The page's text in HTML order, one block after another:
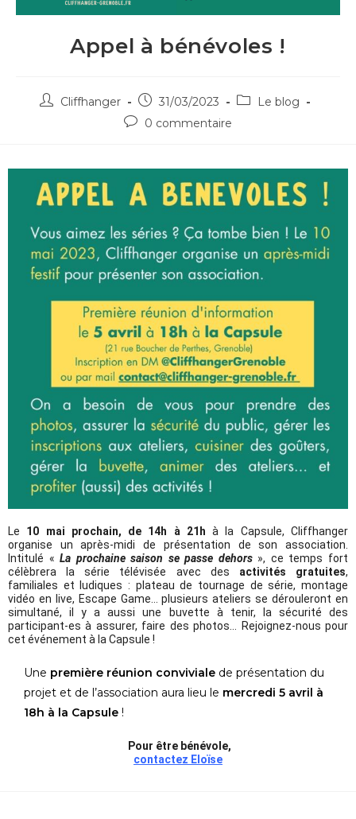
Appel à bénévoles !
Cliffhanger 31/03/2023
Le blog
0 commentaire
Le 10 mai prochain, de 14h à 21h à la Capsule, Cliffhanger
organise un après-midi de présentation de son association.
Intitulé « La prochaine saison se passe dehors», ce temps fort
célèbrera la série télévisée avec des activités gratuites,
familiales et ludiques : plateau de tournage de série, montage
vidéo en live, Escape Game… plusieurs ateliers se dérouleront en
simultané, il y a aussi une buvette à tenir, la sécurité des
participant-es à assurer, faire des photos… Rejoignez-nous pour
cet événement à la Capsule !
Une première réunion conviviale de présentation du
projet et de l’association aura lieu le mercredi 5 avril à
18h à la Capsule !
Pour être bénévole,
contactez Eloïse